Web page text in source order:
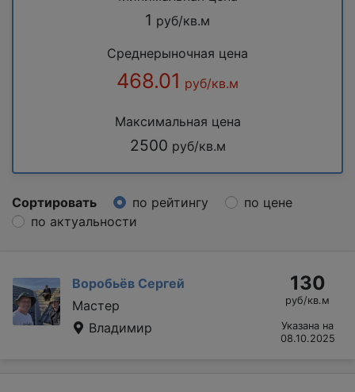
1 руб/кв.м
Среднерыночная цена
468.01 руб/кв.м
Максимальная цена
2500 руб/кв.м
Сортировать по рейтингу
по цене
по актуальности
Воробьёв Сергей
Мастер
Владимир
130
руб/кв.м
Указана на
08.10.2025